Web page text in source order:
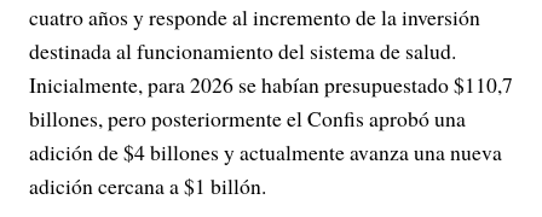
cuatro años y responde al incremento de la inversión
destinada al funcionamiento del sistema de salud.
Inicialmente, para 2026 se habían presupuestado $110,7
billones, pero posteriormente el Confis aprobó una
adición de $4 billones y actualmente avanza una nueva
adición cercana a $1 billón.